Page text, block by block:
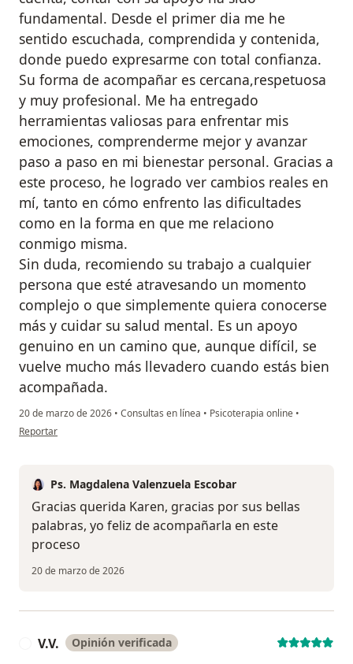
fundamental. Desde el primer dia me he
sentido escuchada, comprendida y contenida,
donde puedo expresarme con total confianza.
Su forma de acompañar es cercana,respetuosa
y muy profesional. Me ha entregado
herramientas valiosas para enfrentar mis
emociones, comprenderme mejor y avanzar
paso a paso en mi bienestar personal. Gracias a
este proceso, he logrado ver cambios reales en
mí, tanto en cómo enfrento las dificultades
como en la forma en que me relaciono
conmigo misma.
Sin duda, recomiendo su trabajo a cualquier
persona que esté atravesando un momento
complejo o que simplemente quiera conocerse
más y cuidar su salud mental. Es un apoyo
genuino en un camino que, aunque difícil, se
vuelve mucho más llevadero cuando estás bien
acompañada.
20 de marzo de 2026 • Consultas en línea • Psicoterapia online •
en opinión del usuario Karen D
Reportar
Ps. Magdalena Valenzuela Escobar
Gracias querida Karen, gracias por sus bellas
palabras, yo feliz de acompañarla en este
proceso
20 de marzo de 2026
V.V. Opinión verificada